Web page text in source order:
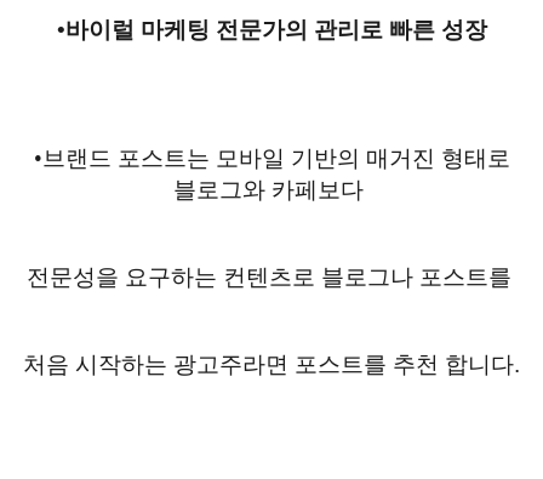
•바이럴 마케팅 전문가의 관리로 빠른 성장
•브랜드 포스트는 모바일 기반의 매거진 형태로
블로그와 카페보다
전문성을 요구하는 컨텐츠로 블로그나 포스트를
처음 시작하는 광고주라면 포스트를 추천 합니다.